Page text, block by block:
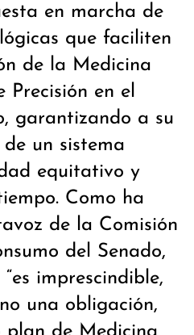
en marcha de
que faciliten
de la Medicina
Precisión en el
garantizando a su
un sistema
equitativo y
Como ha
de la Comisión
del Senado,
“es imprescindible,
una obligación,